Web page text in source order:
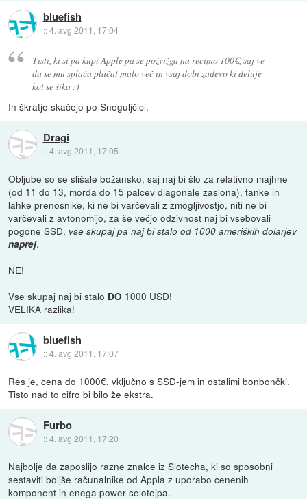
bluefish
::4. avg 2011, 17:04
Tisti, ki si pa kupi Apple pa se požvižga na recimo 100€, saj ve
da se mu splača plačat malo več in vsaj dobi zadevo ki deluje
kot se šika :)
In škratje skačejo po Sneguljčici.
Dragi
::4. avg 2011, 17:05
Obljube so se slišale božansko, saj naj bi šlo za relativno majhne
(od 11 do 13, morda do 15 palcev diagonale zaslona), tanke in
lahke prenosnike, ki ne bi varčevali z zmogljivostjo, niti ne bi
varčevali z avtonomijo, za še večjo odzivnost naj bi vsebovali
pogone SSD, vse skupaj pa naj bi stalo od 1000 ameriških dolarjev
naprej.
NE!
Vse skupaj naj bi stalo DO 1000 USD!
VELIKA razlika!
bluefish
::4. avg 2011, 17:07
Res je, cena do 1000€, vključno s SSD-jem in ostalimi bonbončki.
Tisto nad to cifro bi bilo že ekstra.
Furbo
::4. avg 2011, 17:20
Najbolje da zaposlijo razne znalce iz Slotecha, ki so sposobni
sestaviti boljše računalnike od Appla z uporabo cenenih
komponent in enega power selotejpa.